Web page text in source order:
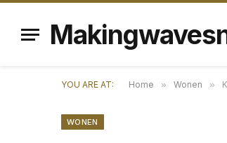
YOU ARE AT: Home » Wonen »
WONEN